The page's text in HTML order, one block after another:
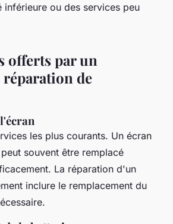
inférieure ou des services peu
offerts par un
réparation de
les plus courants. Un écran
souvent être remplacé
La réparation d'un
inclure le remplacement du